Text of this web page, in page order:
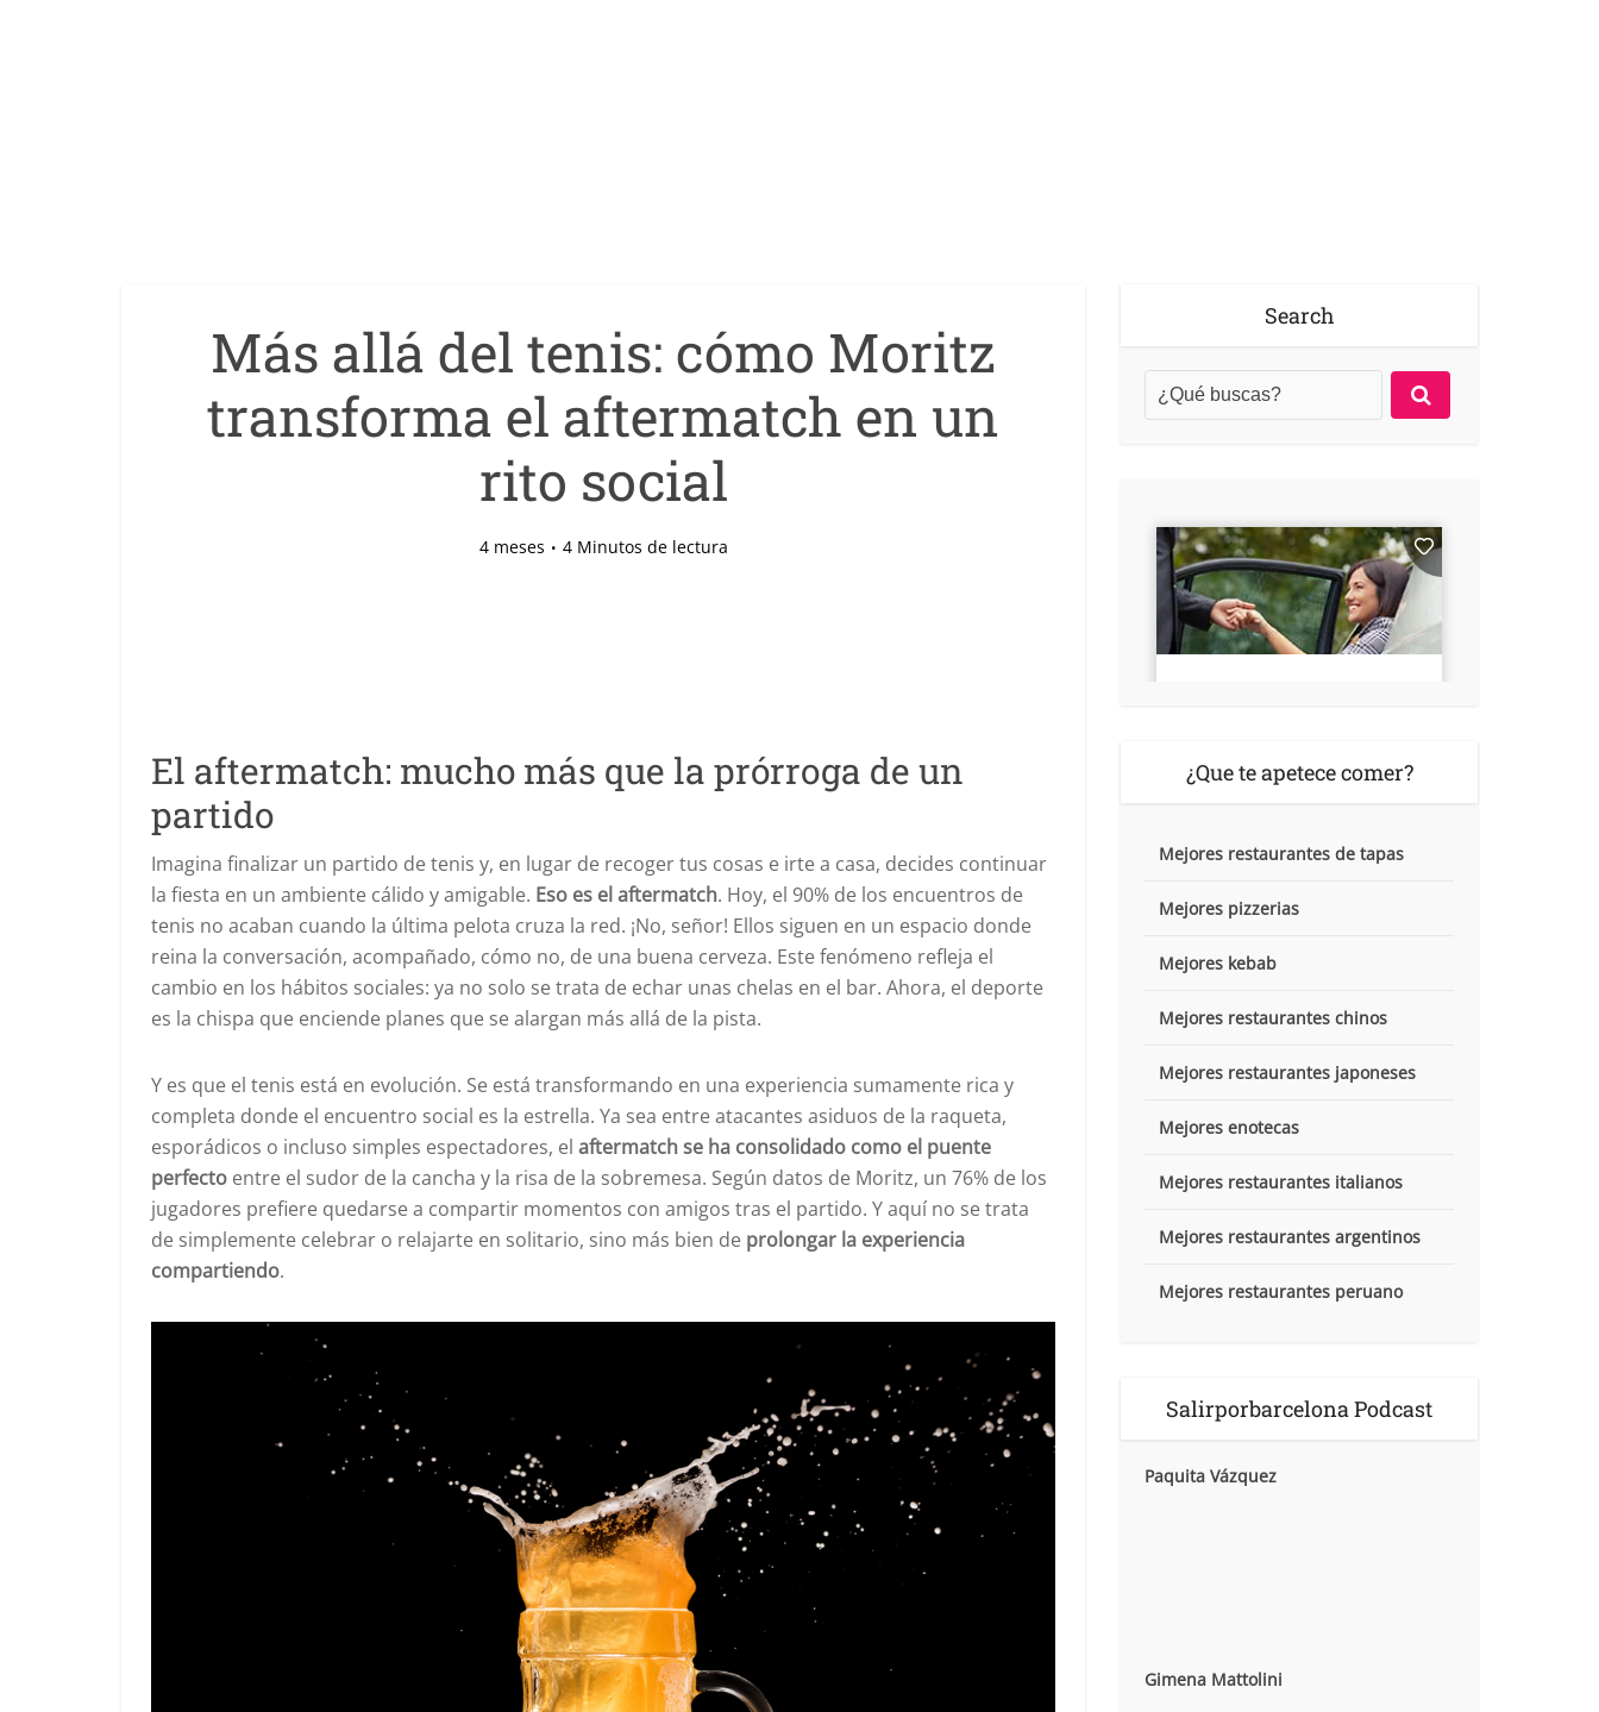
Más allá del tenis: cómo Moritz
transforma el aftermatch en un
rito social
4 meses 4 Minutos de lectura
El aftermatch: mucho más que la prórroga de un
partido
Imagina finalizar un partido de tenis y, en lugar de recoger tus cosas e irte a casa, decides continuar
la fiesta en un ambiente cálido y amigable. Eso es el aftermatch. Hoy, el 90% de los encuentros de
tenis no acaban cuando la última pelota cruza la red. ¡No, señor! Ellos siguen en un espacio donde
reina la conversación, acompañado, cómo no, de una buena cerveza. Este fenómeno refleja el
cambio en los hábitos sociales: ya no solo se trata de echar unas chelas en el bar. Ahora, el deporte
es la chispa que enciende planes que se alargan más allá de la pista.
Y es que el tenis está en evolución. Se está transformando en una experiencia sumamente rica y
completa donde el encuentro social es la estrella. Ya sea entre atacantes asiduos de la raqueta,
esporádicos o incluso simples espectadores, el aftermatch se ha consolidado como el puente
perfecto entre el sudor de la cancha y la risa de la sobremesa. Según datos de Moritz, un 76% de los
jugadores prefiere quedarse a compartir momentos con amigos tras el partido. Y aquí no se trata
de simplemente celebrar o relajarte en solitario, sino más bien de prolongar la experiencia
compartiendo.
Search
¿Que te apetece comer?
Mejores restaurantes de tapas
Mejores pizzerias
Mejores kebab
Mejores restaurantes chinos
Mejores restaurantes japoneses
Mejores enotecas
Mejores restaurantes italianos
Mejores restaurantes argentinos
Mejores restaurantes peruano
Salirporbarcelona Podcast
Paquita Vázquez
Gimena Mattolini